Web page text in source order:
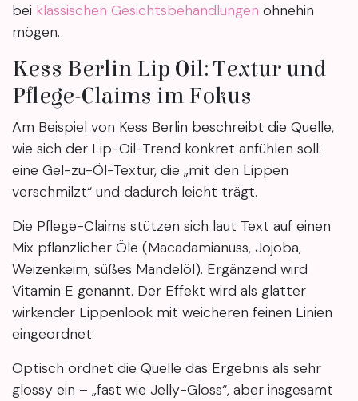
bei klassischen Gesichtsbehandlungen ohnehin
mögen.
Kess Berlin Lip Oil: Textur und
Pflege-Claims im Fokus
Am Beispiel von Kess Berlin beschreibt die Quelle,
wie sich der Lip-Oil-Trend konkret anfühlen soll:
eine Gel-zu-Öl-Textur, die „mit den Lippen
verschmilzt“ und dadurch leicht trägt.
Die Pflege-Claims stützen sich laut Text auf einen
Mix pflanzlicher Öle (Macadamianuss, Jojoba,
Weizenkeim, süßes Mandelöl). Ergänzend wird
Vitamin E genannt. Der Effekt wird als glatter
wirkender Lippenlook mit weicheren feinen Linien
eingeordnet.
Optisch ordnet die Quelle das Ergebnis als sehr
glossy ein – „fast wie Jelly-Gloss“, aber insgesamt